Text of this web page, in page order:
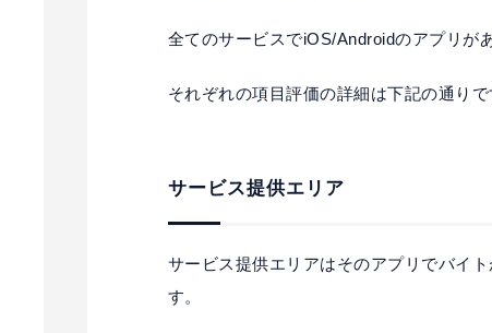
全てのサービスでiOS/Androidのアプリが
それぞれの項目評価の詳細は下記の通りで
サービス提供エリア
サービス提供エリアはそのアプリでバイ
す。